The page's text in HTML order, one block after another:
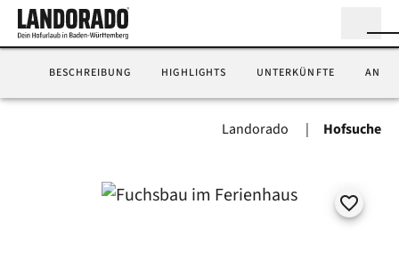
Hofsuche
BESCHREIBUNG HIGHLIGHTS UNTERKÜNFTE